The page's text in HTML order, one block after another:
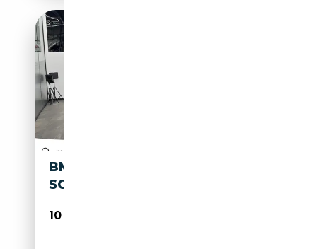
BMW X3 20 XD XDRIVE, AHK
SCHWENKB., PDC
10 900€